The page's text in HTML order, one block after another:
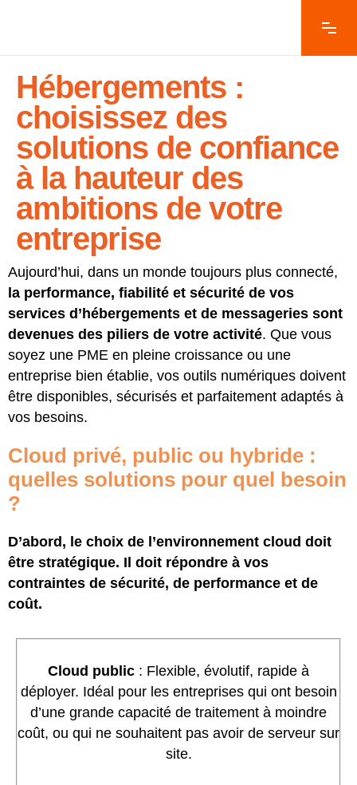
Hébergements :
choisissez des
solutions de confiance
à la hauteur des
ambitions de votre
entreprise
Aujourd’hui, dans un monde toujours plus connecté,
la performance, fiabilité et sécurité de vos
services d’hébergements et de messageries sont
devenues des piliers de votre activité. Que vous
soyez une PME en pleine croissance ou une
entreprise bien établie, vos outils numériques doivent
être disponibles, sécurisés et parfaitement adaptés à
vos besoins.
Cloud privé, public ou hybride :
quelles solutions pour quel besoin
?
D’abord, le choix de l’environnement cloud doit
être stratégique. Il doit répondre à vos
contraintes de sécurité, de performance et de
coût.
Cloud public : Flexible, évolutif, rapide à
déployer. Idéal pour les entreprises qui ont besoin
d’une grande capacité de traitement à moindre
coût, ou qui ne souhaitent pas avoir de serveur sur
site.